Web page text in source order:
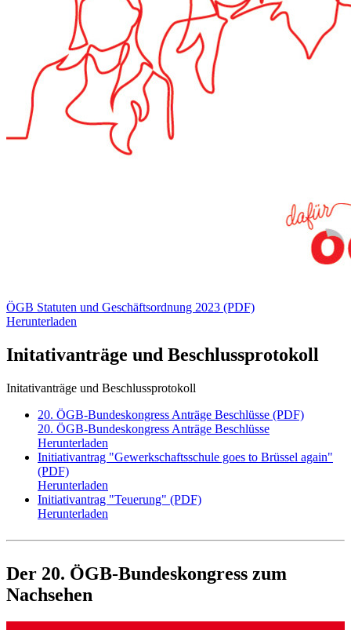
ÖGB Statuten und Geschäftsordnung 2023 (PDF)
Herunterladen
Initativanträge und Beschlussprotokoll
Initativanträge und Beschlussprotokoll
20. ÖGB-Bundeskongress Anträge Beschlüsse (PDF)
20. ÖGB-Bundeskongress Anträge Beschlüsse
Herunterladen
Initiativantrag "Gewerkschaftsschule goes to Brüssel again"
(PDF)
Herunterladen
Initiativantrag "Teuerung" (PDF)
Herunterladen
Der 20. ÖGB-Bundeskongress zum
Nachsehen